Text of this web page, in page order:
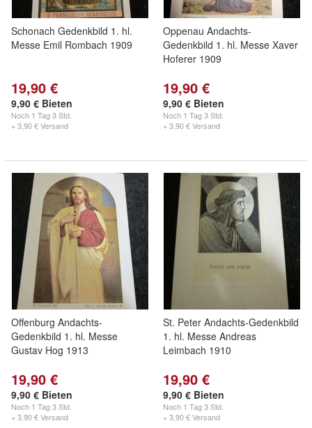
Schonach Gedenkbild 1. hl.
Messe Emil Rombach 1909
19,90 €
9,90 € Bieten
Noch 1 Tag 3 Std.
+ 3,90 € Versand
Oppenau Andachts-
Gedenkbild 1. hl. Messe Xaver
Hoferer 1909
19,90 €
9,90 € Bieten
Noch 1 Tag 3 Std.
+ 3,90 € Versand
Offenburg Andachts-
Gedenkbild 1. hl. Messe
Gustav Hog 1913
19,90 €
9,90 € Bieten
Noch 1 Tag 3 Std.
+ 3,90 € Versand
St. Peter Andachts-Gedenkbild
1. hl. Messe Andreas
Leimbach 1910
19,90 €
9,90 € Bieten
Noch 1 Tag 3 Std.
+ 3,90 € Versand